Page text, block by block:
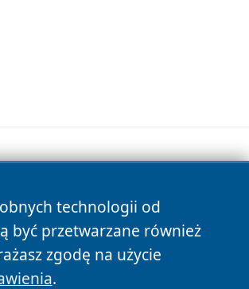
technologii od
być przetwarzane również
zgodę na użycie
.